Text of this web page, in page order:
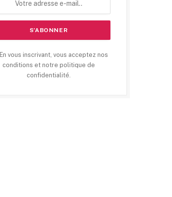
En vous inscrivant, vous acceptez nos
conditions et notre politique de
confidentialité.